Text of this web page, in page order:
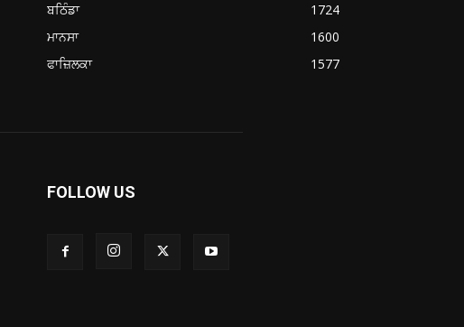
ਬਠਿੰਡਾ
1724
ਮਾਨਸਾ
1600
ਫਾਜ਼ਿਲਕਾ
1577
FOLLOW US